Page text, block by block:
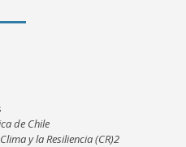
de Chile
y la Resiliencia (CR)2